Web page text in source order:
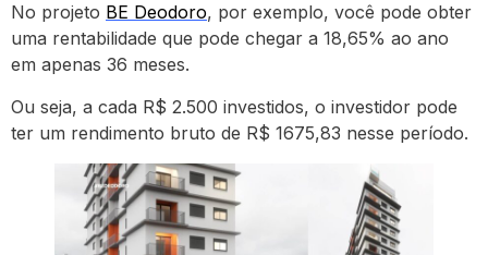
No projeto BE Deodoro, por exemplo, você pode obter
uma rentabilidade que pode chegar a 18,65% ao ano
em apenas 36 meses.
Ou seja, a cada R$ 2.500 investidos, o investidor pode
ter um rendimento bruto de R$ 1675,83 nesse período.